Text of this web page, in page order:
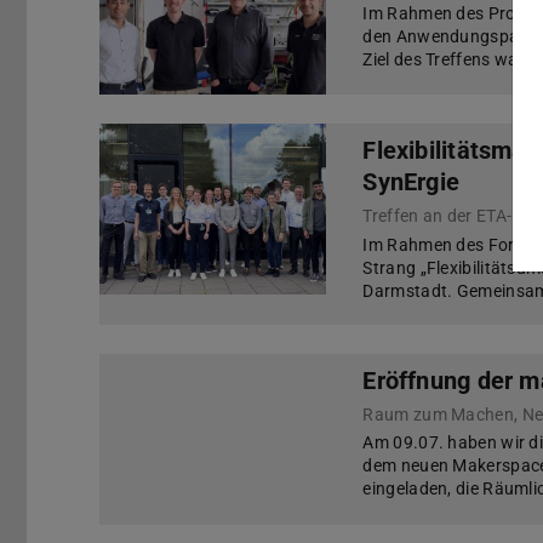
Im Rahmen des
den
Ziel des Treffens war
SynErgie
Im Rahmen des
Strang
Darmstadt.
Eröffnung der
Raum zum Machen,
Am 09.07. haben wir
dem neuen
eingeladen, die